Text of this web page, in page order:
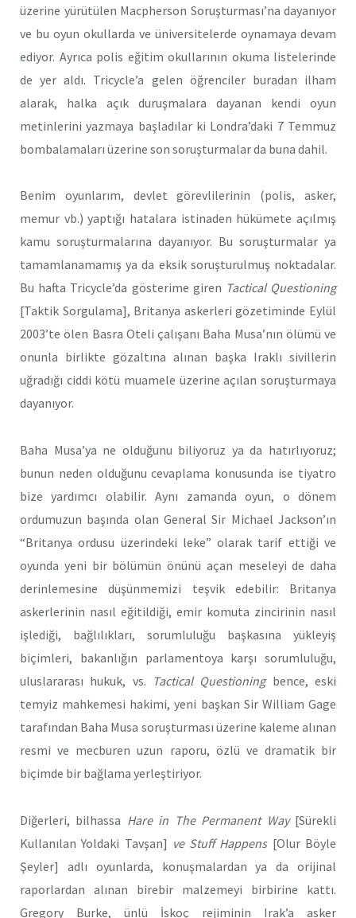
üzerine yürütülen Macpherson Soruşturması’na dayanıyor
ve bu oyun okullarda ve üniversitelerde oynamaya devam
ediyor. Ayrıca polis eğitim okullarının okuma listelerinde
de yer aldı. Tricycle’a gelen öğrenciler buradan ilham
alarak, halka açık duruşmalara dayanan kendi oyun
metinlerini yazmaya başladılar ki Londra’daki 7 Temmuz
bombalamaları üzerine son soruşturmalar da buna dahil.
Benim oyunlarım, devlet görevlilerinin (polis, asker,
memur vb.) yaptığı hatalara istinaden hükümete açılmış
kamu soruşturmalarına dayanıyor. Bu soruşturmalar ya
tamamlanamamış ya da eksik soruşturulmuş noktadalar.
Bu hafta Tricycle’da gösterime giren Tactical Questioning
[Taktik Sorgulama], Britanya askerleri gözetiminde Eylül
2003’te ölen Basra Oteli çalışanı Baha Musa’nın ölümü ve
onunla birlikte gözaltına alınan başka Iraklı sivillerin
uğradığı ciddi kötü muamele üzerine açılan soruşturmaya
dayanıyor.
Baha Musa’ya ne olduğunu biliyoruz ya da hatırlıyoruz;
bunun neden olduğunu cevaplama konusunda ise tiyatro
bize yardımcı olabilir. Aynı zamanda oyun, o dönem
ordumuzun başında olan General Sir Michael Jackson’ın
“Britanya ordusu üzerindeki leke” olarak tarif ettiği ve
oyunda yeni bir bölümün önünü açan meseleyi de daha
derinlemesine düşünmemizi teşvik edebilir: Britanya
askerlerinin nasıl eğitildiği, emir komuta zincirinin nasıl
işlediği, bağlılıkları, sorumluluğu başkasına yükleyiş
biçimleri, bakanlığın parlamentoya karşı sorumluluğu,
uluslararası hukuk, vs. Tactical Questioningbence, eski
temyiz mahkemesi hakimi, yeni başkan Sir William Gage
tarafından Baha Musa soruşturması üzerine kaleme alınan
resmi ve mecburen uzun raporu, özlü ve dramatik bir
biçimde bir bağlama yerleştiriyor.
Diğerleri, bilhassa Hare in The Permanent Way [Sürekli
Kullanılan Yoldaki Tavşan] ve Stuff Happens[Olur Böyle
Şeyler] adlı oyunlarda, konuşmalardan ya da orijinal
raporlardan alınan birebir malzemeyi birbirine kattı.
Gregory Burke, ünlü İskoç rejiminin Irak’a asker